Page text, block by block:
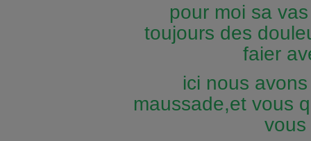
pour moi sa
toujours des
faier
ici nous
maussade,et vous
vous